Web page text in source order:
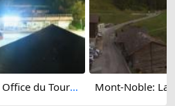
Mont-Noble: Nax - Nax Office du Tourisme